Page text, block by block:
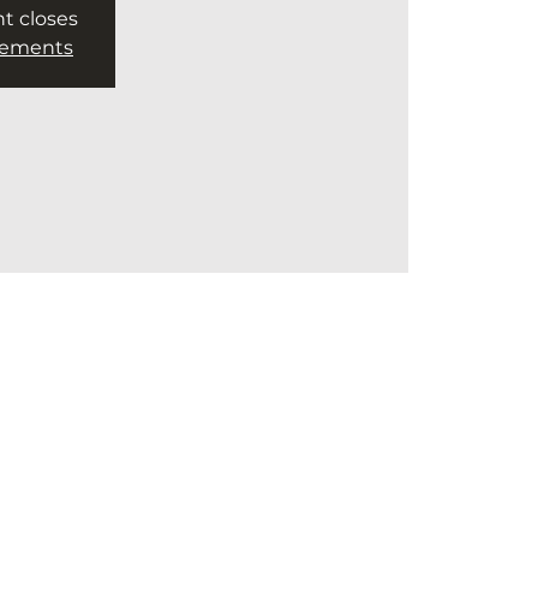
closes